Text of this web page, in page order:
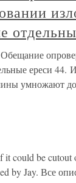
ереси 44.
умножают
be cutout
by Jay. Все